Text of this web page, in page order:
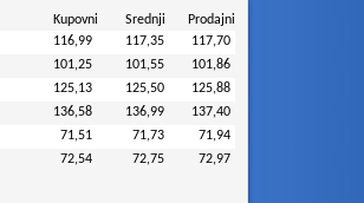
Kupovni Srednji
Prodajni
116,99 117,35
117,70
101,25 101,55
101,86
125,13 125,50
125,88
136,58 136,99
137,40
71,51 71,73
71,94
72,54 72,75 72,97